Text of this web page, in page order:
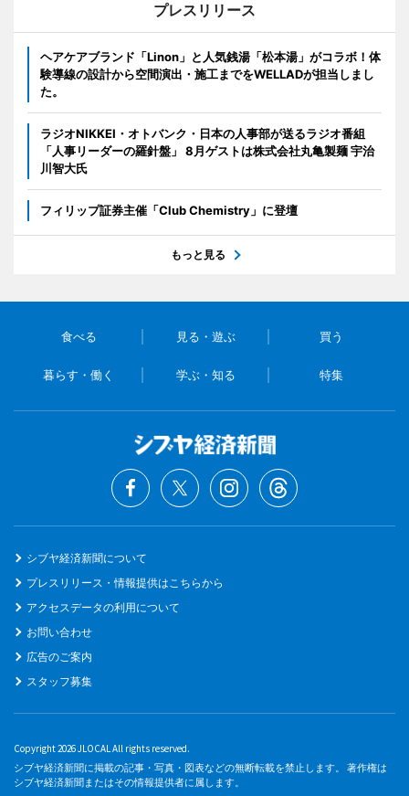
プレスリリース
ヘアケアブランド「Linon」と人気銭湯「松本湯」がコラボ！体
験導線の設計から空間演出・施工までをWELLADが担当しまし
た。
ラジオNIKKEI・オトバンク・日本の人事部が送るラジオ番組
「人事リーダーの羅針盤」 8月ゲストは株式会社丸亀製麺 宇治
川智大氏
フィリップ証券主催「Club Chemistry」に登壇
もっと見る
食べる 見る・遊ぶ 買う
暮らす・働く 学ぶ・知る 特集
シブヤ経済新聞について
プレスリリース・情報提供はこちらから
アクセスデータの利用について
お問い合わせ
広告のご案内
スタッフ募集
Copyright 2026 JLOCAL All rights reserved.
シブヤ経済新聞に掲載の記事・写真・図表などの無断転載を禁止します。 著作権は
シブヤ経済新聞またはその情報提供者に属します。